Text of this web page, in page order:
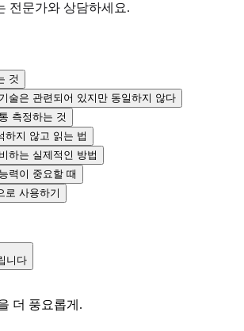
전문가와 상담하세요.
것
술은 관련되어 있지만 동일하지 않다
측정하는 것
하지 않고 읽는 법
하는 실제적인 방법
력이 중요할 때
로 사용하기
니다
더 풍요롭게.